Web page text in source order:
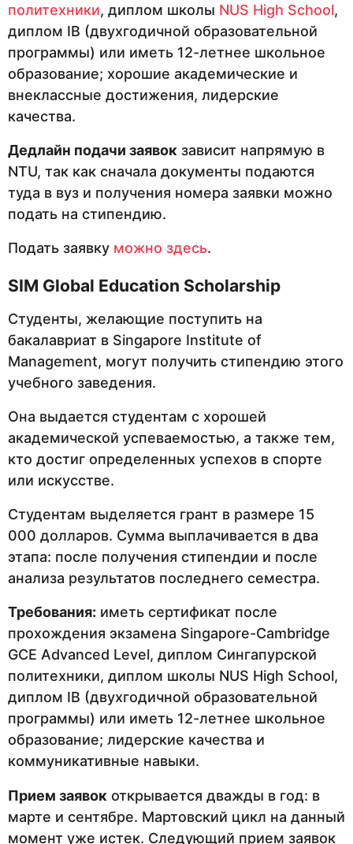
политехники, диплом школы NUS High School,
диплом IB (двухгодичной образовательной
программы) или иметь 12-летнее школьное
образование; хорошие академические и
внеклассные достижения, лидерские
качества.
Дедлайн подачи заявок зависит напрямую в
NTU, так как сначала документы подаются
туда в вуз и получения номера заявки можно
подать на стипендию.
Подать заявку можно здесь.
SIM Global Education Scholarship
Студенты, желающие поступить на
бакалавриат в Singapore Institute of
Management, могут получить стипендию этого
учебного заведения.
Она выдается студентам с хорошей
академической успеваемостью, а также тем,
кто достиг определенных успехов в спорте
или искусстве.
Студентам выделяется грант в размере 15
000 долларов. Сумма выплачивается в два
этапа: после получения стипендии и после
анализа результатов последнего семестра.
Требования: иметь сертификат после
прохождения экзамена Singapore-Cambridge
GCE Advanced Level, диплом Сингапурской
политехники, диплом школы NUS High School,
диплом IB (двухгодичной образовательной
программы) или иметь 12-летнее школьное
образование; лидерские качества и
коммуникативные навыки.
Прием заявок открывается дважды в год: в
марте и сентябре. Мартовский цикл на данный
момент уже истек. Следующий прием заявок